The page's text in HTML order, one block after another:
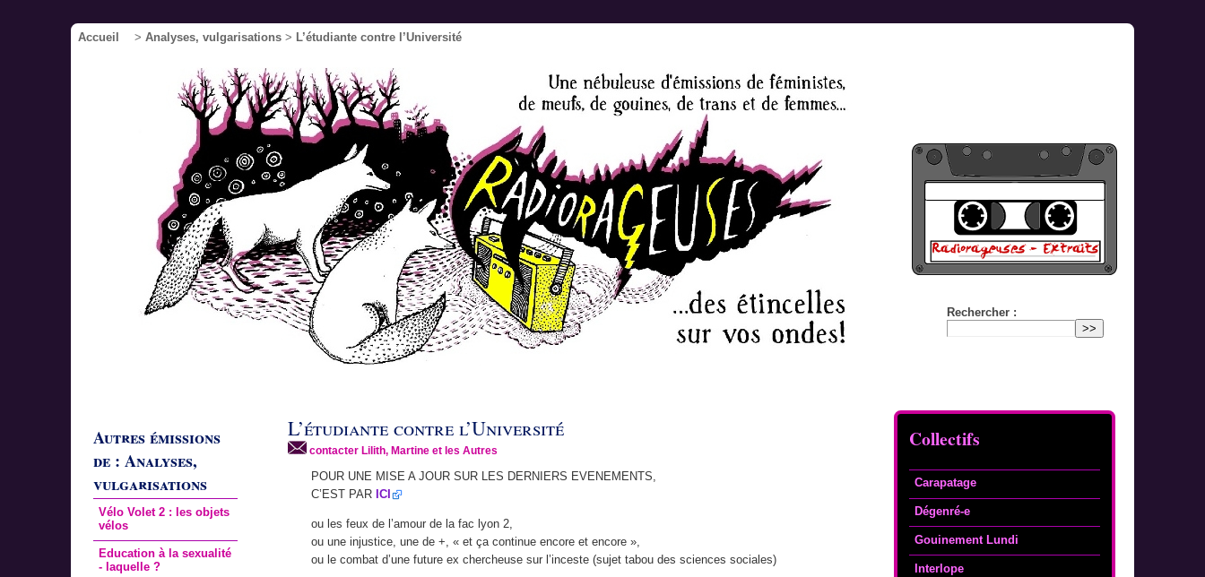
Accueil > Analyses, vulgarisations > L’étudiante contre l’Université
Rechercher :
Collectifs
Carapatage
Dégenré-e
Gouinement Lundi
Interlope
Autres émissions
de : Analyses,
vulgarisations
Vélo Volet 2 : les objets
vélos
Education à la sexualité
- laquelle ?
L’étudiante contre l’Université
contacter Lilith, Martine et les Autres
POUR UNE MISE A JOUR SUR LES DERNIERS EVENEMENTS,
C’EST PAR ICI
ou les feux de l’amour de la fac lyon 2,
ou une injustice, une de +, « et ça continue encore et encore »,
ou le combat d’une future ex chercheuse sur l’inceste (sujet tabou des sciences sociales)